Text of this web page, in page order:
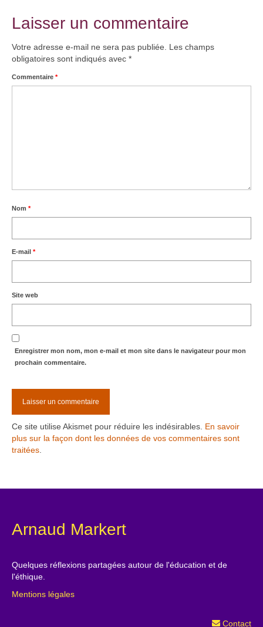
Laisser un commentaire
Votre adresse e-mail ne sera pas publiée.
Les champs
obligatoires sont indiqués avec *
Commentaire *
Nom *
E-mail *
Site web
Enregistrer mon nom, mon e-mail et mon site dans le navigateur pour mon
prochain commentaire.
Ce site utilise Akismet pour réduire les indésirables. En savoir
plus sur la façon dont les données de vos commentaires sont
traitées
Arnaud Markert
Quelques réflexions partagées autour de l'éducation et de
l'éthique.
Mentions légales
Contact